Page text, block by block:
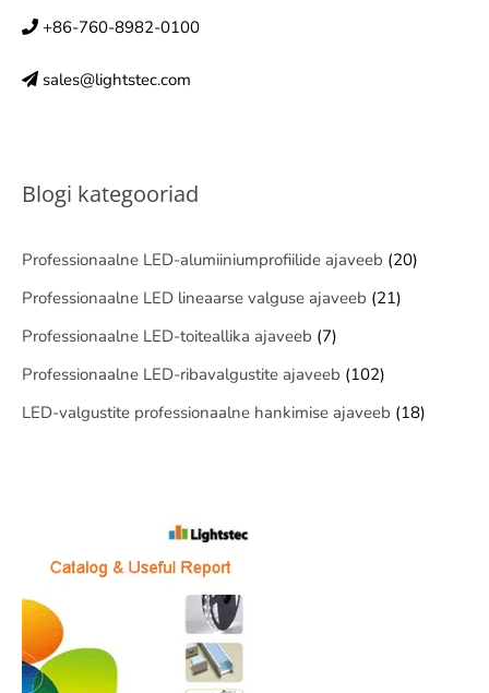
+86-760-8982-0100
sales@lightstec.com
Blogi kategooriad
Professionaalne LED-alumiiniumprofiilide ajaveeb (20)
Professionaalne LED lineaarse valguse ajaveeb (21)
Professionaalne LED-toiteallika ajaveeb (7)
Professionaalne LED-ribavalgustite ajaveeb (102)
LED-valgustite professionaalne hankimise ajaveeb (18)